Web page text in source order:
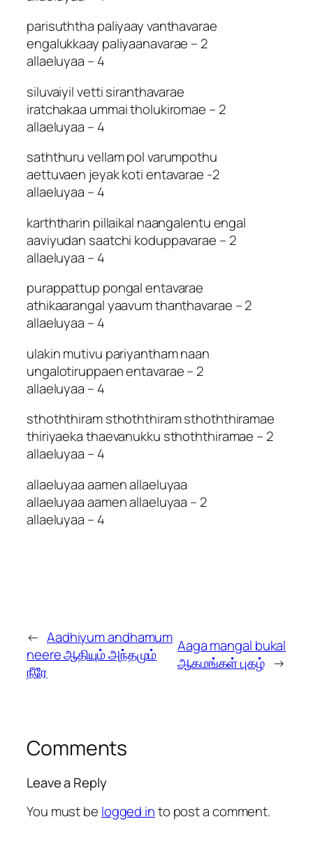
parisuththa paliyaay vanthavarae
engalukkaay paliyaanavarae – 2
allaeluyaa – 4
siluvaiyil vetti siranthavarae
iratchakaa ummai tholukiromae – 2
allaeluyaa – 4
saththuru vellam pol varumpothu
aettuvaen jeyak koti entavarae -2
allaeluyaa – 4
karththarin pillaikal naangalentu engal
aaviyudan saatchi koduppavarae – 2
allaeluyaa – 4
purappattup pongal entavarae
athikaarangal yaavum thanthavarae – 2
allaeluyaa – 4
ulakin mutivu pariyantham naan
ungalotiruppaen entavarae – 2
allaeluyaa – 4
sthoththiram sthoththiram sthoththiramae
thiriyaeka thaevanukku sthoththiramae – 2
allaeluyaa – 4
allaeluyaa aamen allaeluyaa
allaeluyaa aamen allaeluyaa – 2
allaeluyaa – 4
← Aadhiyum andhamum
neere ஆதியும் அந்தமும்
நீரே
Aaga mangal bukal
ஆகமங்கள் புகழ் →
Comments
Leave a Reply
You must be logged into post a comment.